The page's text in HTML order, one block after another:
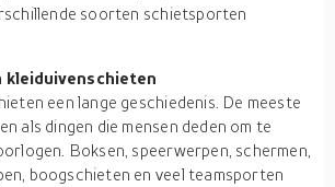
soorten schietsporten
kleiduivenschieten
een lange geschiedenis. De meeste
als dingen die mensen deden om te
Boksen, speerwerpen, schermen,
boogschieten en veel teamsporten